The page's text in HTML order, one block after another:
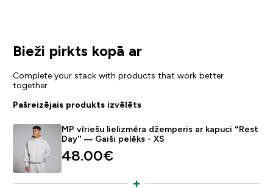
Bieži pirkts kopā ar
Complete your stack with products that work better
together
Pašreizējais produkts izvēlēts
MP vīriešu lielizmēra džemperis ar kapuci “Rest
Day” — Gaiši pelēks - XS
48.00€‎